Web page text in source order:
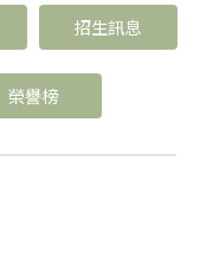
招生訊息
榮譽榜